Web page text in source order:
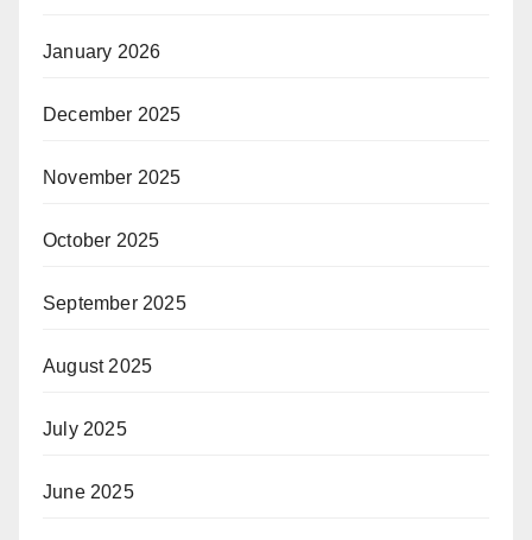
January 2026
December 2025
November 2025
October 2025
September 2025
August 2025
July 2025
June 2025